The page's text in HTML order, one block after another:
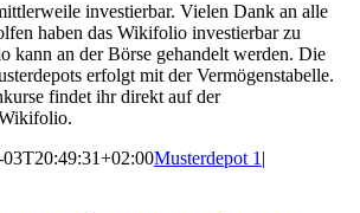
investierbar. Vielen Dank an alle
haben das Wikifolio investierbar zu
kann an der Börse gehandelt werden. Die
erfolgt mit der Vermögenstabelle.
findet ihr direkt auf der
Musterdepot 1|